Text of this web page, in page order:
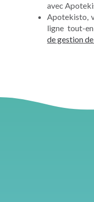
avec
Apotekisto,
ligne tout-
de gestion